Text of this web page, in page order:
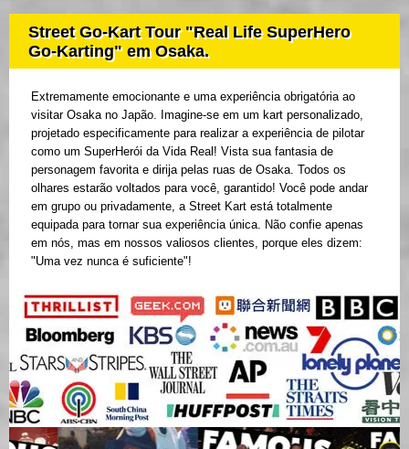
Street Go-Kart Tour "Real Life SuperHero
Go-Karting" em Osaka.
Extremamente emocionante e uma experiência obrigatória ao
visitar Osaka no Japão. Imagine-se em um kart personalizado,
projetado especificamente para realizar a experiência de pilotar
como um SuperHerói da Vida Real! Vista sua fantasia de
personagem favorita e dirija pelas ruas de Osaka. Todos os
olhares estarão voltados para você, garantido! Você pode andar
em grupo ou privadamente, a Street Kart está totalmente
equipada para tornar sua experiência única. Não confie apenas
em nós, mas em nossos valiosos clientes, porque eles dizem:
"Uma vez nunca é suficiente"!